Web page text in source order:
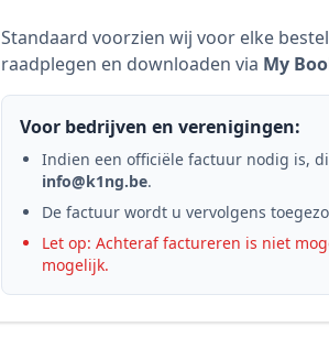
Standaard voorzien wij voor elke
raadplegen en downloaden via My
Voor bedrijven en verenigingen:
Indien een officiële factuur nodig is,
info@k1ng.be.
De factuur wordt u vervolgens
Let op: Achteraf factureren is niet
mogelijk.